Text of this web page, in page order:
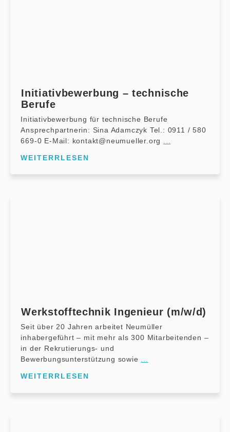
Initiativbewerbung – technische
Berufe
Initiativbewerbung für technische Berufe
Ansprechpartnerin: Sina Adamczyk Tel.: 0911 / 580
669-0 E-Mail: kontakt@neumueller.org
WEITERRLESEN
Werkstofftechnik Ingenieur (m/w/d)
Seit über 20 Jahren arbeitet Neumüller
inhabergeführt – mit mehr als 300 Mitarbeitenden –
in der Rekrutierungs- und
Bewerbungsunterstützung sowie ...
WEITERRLESEN